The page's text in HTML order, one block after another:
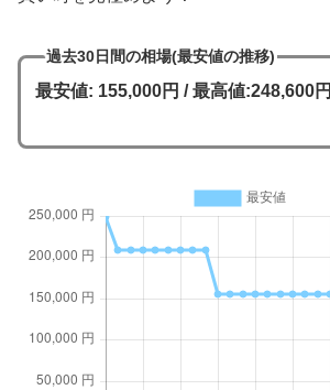
過去30日間の相場(最安値の推移)
最安値: 155,000円 / 最高値:248,600円